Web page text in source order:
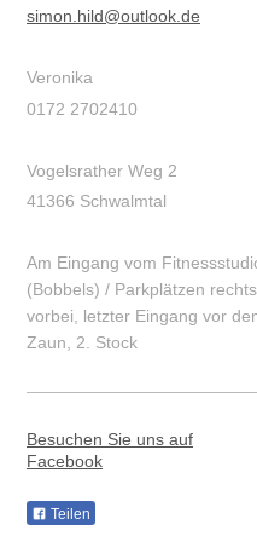
simon.hild@outlook.de
Veronika
0172 2702410
Vogelsrather Weg 2
41366 Schwalmtal
Am Eingang vom
(Bobbels) / Parkplätzen rechts
vorbei, letzter Eingang vor
Zaun, 2. Stock
Besuchen Sie uns auf
Facebook
Teilen